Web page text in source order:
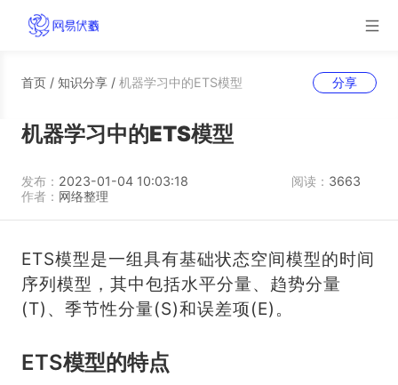
首页 / 知识分享 / 机器学习中的ETS模型 分享
机器学习中的ETS模型
发布： 2023-01-04 10:03:18 阅读： 3663
作者： 网络整理
ETS模型是一组具有基础状态空间模型的时间
序列模型，其中包括水平分量、趋势分量
(T)、季节性分量(S)和误差项(E)。
ETS模型的特点